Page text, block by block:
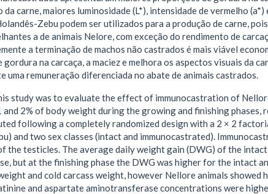
da carne, maiores luminosidade (L*), intensidade de vermelho
Zebu podem ser utilizados para a produção de carne,
a de animais Nelore, com exceção do rendimento de
a terminação de machos não castrados é mais viável
gordura na carcaça, a maciez e melhora os aspectos visuais da
uma remuneração diferenciada no abate de animais castrados.
study was to evaluate the effect of immunocastration of
and 2% of body weight during the growing and finishing
following a completely randomized design with a 2 × 2
and two sex classes (intact and immunocastrated).
the testicles. The average daily weight gain (DWG) of the
but at the finishing phase the DWG was higher for the intact
and cold carcass weight, however Nellore animals showed
and aspartate aminotransferase concentrations were